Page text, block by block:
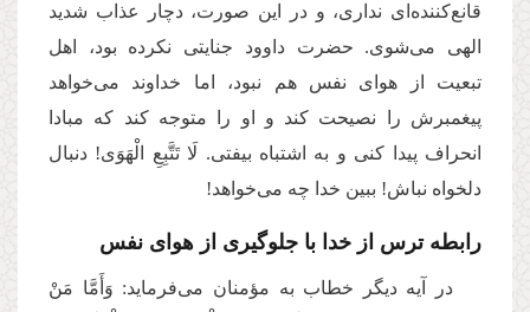
قانع‌کننده‌ای نداری، و در این صورت، دچار عذاب شدید
الهی می‌شوی. حضرت داوود جنایتی نکرده بود، اهل
تبعیت از هوای نفس هم نبود، اما خداوند می‌خواهد
پیغمبرش را نصیحت کند و او را متوجه‌ کند که مبادا
انحراف پیدا کنی و به اشتباه بیفتی. لَا تَتَّبِعِ الْهَوَى! دنبال
دلخواه نباش! ببین خدا چه می‌خواهد!
رابطه ترس از خدا با جلوگیری از هوای نفس
در آیه دیگر خطاب به مؤمنان می‌فرماید: وَأَمَّا مَنْ